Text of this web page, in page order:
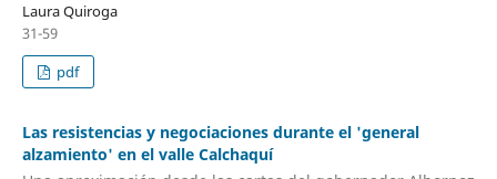
Laura Quiroga
31-59
pdf
Las resistencias y negociaciones durante el 'general
alzamiento' en el valle Calchaquí